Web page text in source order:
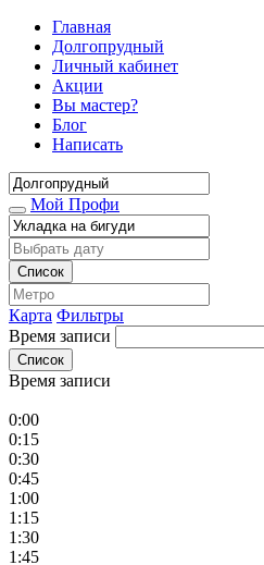
Главная
Долгопрудный
Личный кабинет
Акции
Вы мастер?
Блог
Написать
Мой Профи
Список
Карта Фильтры
Время записи
Список
Время записи
0:00
0:15
0:30
0:45
1:00
1:15
1:30
1:45